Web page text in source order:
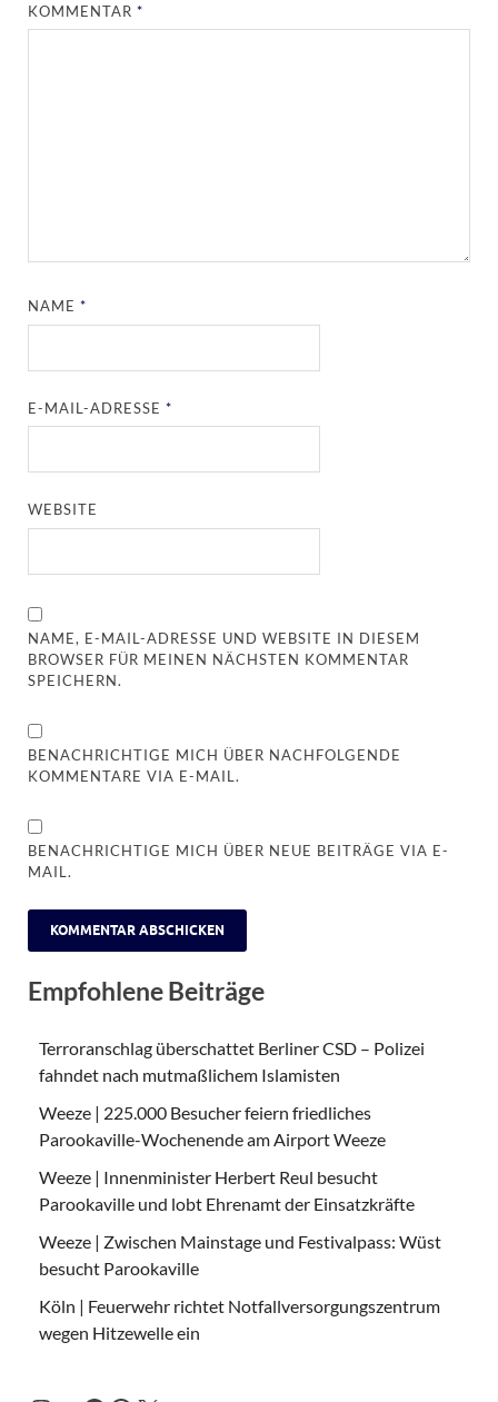
KOMMENTAR*
NAME*
E-MAIL-ADRESSE*
WEBSITE
NAME, E-MAIL-ADRESSE UND WEBSITE IN DIESEM
BROWSER FÜR MEINEN NÄCHSTEN KOMMENTAR
SPEICHERN.
BENACHRICHTIGE MICH ÜBER NACHFOLGENDE
KOMMENTARE VIA E-MAIL.
BENACHRICHTIGE MICH ÜBER NEUE BEITRÄGE VIA E-
MAIL.
Empfohlene Beiträge
Terroranschlag überschattet Berliner CSD – Polizei
fahndet nach mutmaßlichem Islamisten
Weeze | 225.000 Besucher feiern friedliches
Parookaville-Wochenende am Airport Weeze
Weeze | Innenminister Herbert Reul besucht
Parookaville und lobt Ehrenamt der Einsatzkräfte
Weeze | Zwischen Mainstage und Festivalpass: Wüst
besucht Parookaville
Köln | Feuerwehr richtet Notfallversorgungszentrum
wegen Hitzewelle ein